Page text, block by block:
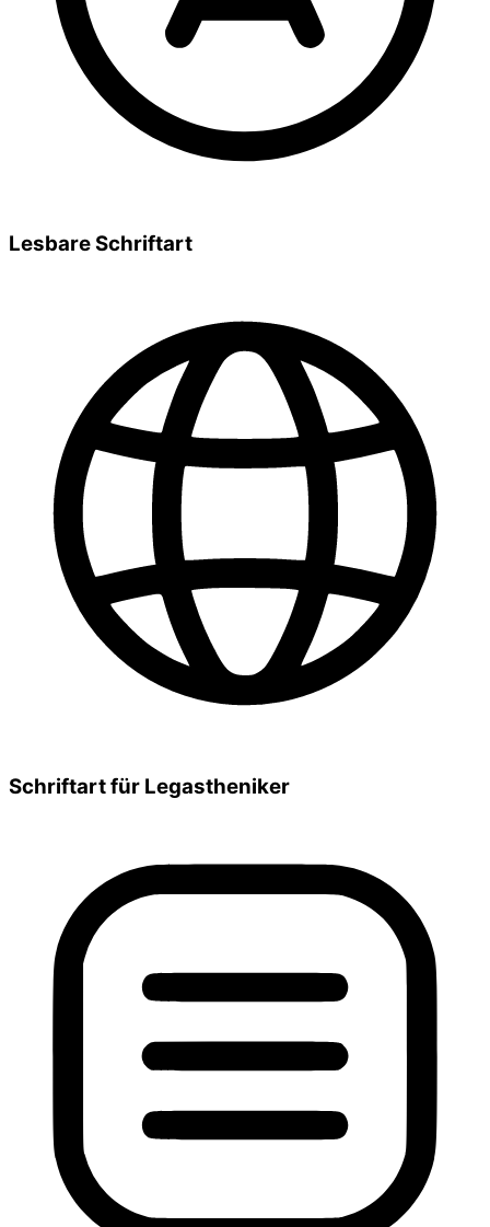
Lesbare Schriftart
Schriftart für Legastheniker